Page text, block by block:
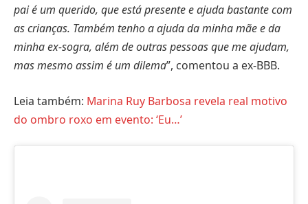
pai é um querido, que está presente e ajuda bastante com
as crianças. Também tenho a ajuda da minha mãe e da
minha ex-sogra, além de outras pessoas que me ajudam,
mas mesmo assim é um dilema”, comentou a ex-BBB.
Leia também: Marina Ruy Barbosa revela real motivo
do ombro roxo em evento: ‘Eu…’